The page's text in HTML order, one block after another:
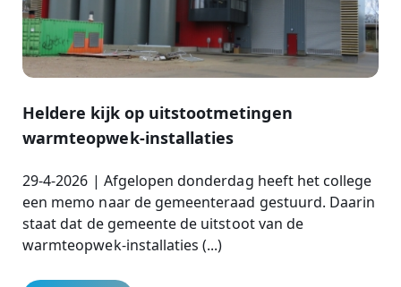
Heldere kijk op uitstootmetingen
warmteopwek-installaties
29-4-2026 | Afgelopen donderdag heeft het college
een memo naar de gemeenteraad gestuurd. Daarin
staat dat de gemeente de uitstoot van de
warmteopwek-installaties (...)